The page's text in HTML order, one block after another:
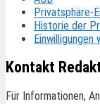
Privatsphäre-
Historie der
Einwilligungen
Kontakt
Für Informationen,